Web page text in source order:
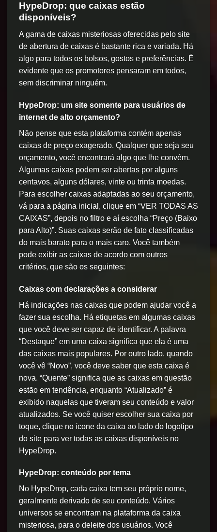
HypeDrop: que caixas estão
disponíveis?
A gama de caixas misteriosas oferecidas pelo site
de abertura de caixas é bastante rica e variada. Há
algo para todos os bolsos, gostos e preferências. É
evidente que os promotores pensaram em todos,
sem discriminar ninguém.
HypeDrop: um site somente para usuários de
internet de alto orçamento?
Não pense que esta plataforma contém apenas
caixas de preço exagerado. Qualquer que seja seu
orçamento, você encontrará algo que lhe convém.
Algumas caixas podem ser abertas por alguns
centavos, alguns dólares, vinte ou trinta moedas.
Para escolher caixas adaptadas ao seu orçamento,
vá para a página inicial, clique em “VER TODAS AS
CAIXAS”, depois no filtro e aí escolha “Preço (Baixo
para Alto)”. Suas caixas serão de fato classificadas
do mais barato para o mais caro. Você também
pode exibir as caixas de acordo com outros
critérios, que são os seguintes:
Caixas com declarações a considerar
Há indicações nas caixas que podem ajudar você a
fazer sua escolha. Há etiquetas em algumas caixas
que você deve ser capaz de identificar. A palavra
“Destaque” em uma caixa significa que ela é uma
das caixas mais populares. Por outro lado, quando
você vê “Novo”, você deve saber que esta caixa é
nova. “Quente” significa que as caixas em questão
estão em tendência, enquanto “Atualizado” é
exibido naquelas que tiveram seu conteúdo e valor
atualizados. Se você quiser escolher sua caixa por
toque, clique no ícone da caixa ao lado do logotipo
do site para ver todas as caixas disponíveis no
HypeDrop.
HypeDrop: conteúdo por tema
No HypeDrop, cada caixa tem seu próprio nome,
geralmente derivado de seu conteúdo. Vários
universos se encontram na plataforma da caixa
misteriosa, para o deleite dos usuários. Você